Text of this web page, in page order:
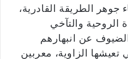
الطريقة القادرية،
الروحية والتآخي
عن انبهارهم
تعيشها الزاوية، معربين